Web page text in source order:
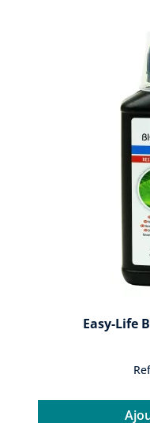
Easy-Life